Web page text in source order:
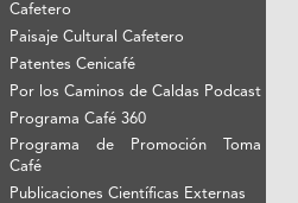
Cafetero
Paisaje Cultural Cafetero
Patentes Cenicafé
Por los Caminos de Caldas Podcast
Programa Café 360
Programa de Promoción Toma
Café
Publicaciones Científicas Externas